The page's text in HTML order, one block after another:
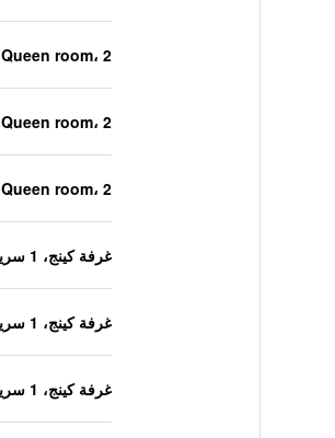
Queen room، 2 من أسرّة الكوين
Queen room، 2 من أسرّة الكوين
Queen room، 2 من أسرّة الكوين
غرفة كينج، 1 سرير كينغ
غرفة كينج، 1 سرير كينغ
غرفة كينج، 1 سرير كينغ